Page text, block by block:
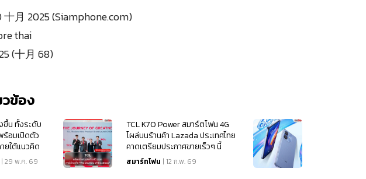
十月 2025 (Siamphone.com)
thai
(十月 68)
ข้อง
ขึ้น ทั้งระดับ
ร้อมเปิดตัว
ใต้แนวคิด
| 29 พ.ค. 69
TCL K70 Power สมาร์ตโฟน 4G
โผล่บนร้านค้า Lazada ประเทศไทย
คาดเตรียมประกาศขายเร็วๆ นี้
สมาร์ทโฟน | 12 ก.พ. 69